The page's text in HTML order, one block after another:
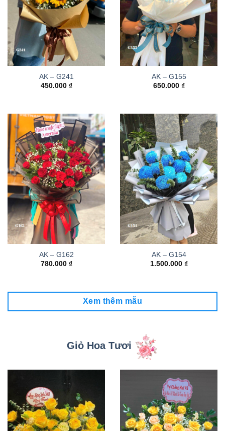
AK – G241
450.000 ₫
AK – G155
650.000 ₫
AK – G162
780.000 ₫
AK – G154
1.500.000 ₫
Xem thêm mẫu
Giỏ Hoa Tươi